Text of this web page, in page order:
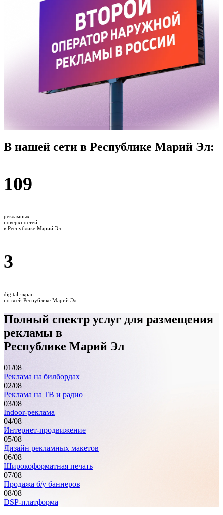
В нашей сети в Республике Марий Эл:
109
рекламных
поверхностей
в Республике Марий Эл
3
digital-экран
по всей Республике Марий Эл
Полный спектр услуг для размещения
рекламы в
Республике Марий Эл
01/08
Реклама на билбордах
02/08
Реклама на ТВ и радио
03/08
Indoor-реклама
04/08
Интернет-продвижение
05/08
Дизайн рекламных макетов
06/08
Широкоформатная печать
07/08
Продажа б/у баннеров
08/08
DSP-платформа